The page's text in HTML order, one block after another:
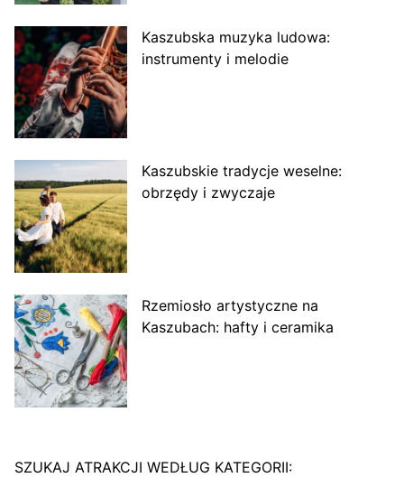
Kaszubska muzyka ludowa:
instrumenty i melodie
Kaszubskie tradycje weselne:
obrzędy i zwyczaje
Rzemiosło artystyczne na
Kaszubach: hafty i ceramika
SZUKAJ ATRAKCJI WEDŁUG KATEGORII: